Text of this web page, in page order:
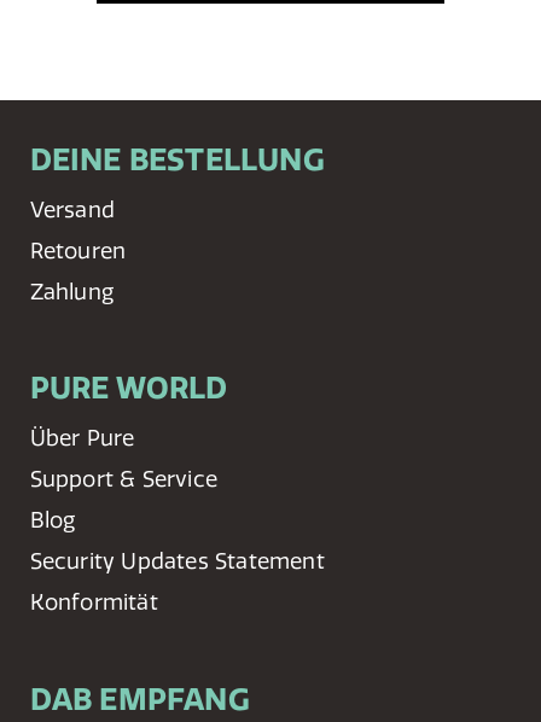
DEINE BESTELLUNG
Versand
Retouren
Zahlung
PURE WORLD
Über Pure
Support & Service
Blog
Security Updates Statement
Konformität
DAB EMPFANG